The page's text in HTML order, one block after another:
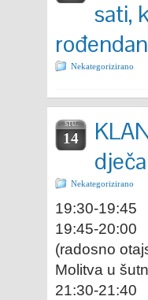
sati,
Nekategorizirano
STU.
14
Nekategorizirano
19:30-19:45
19:45-
(radosno
Molitva u
21:30-